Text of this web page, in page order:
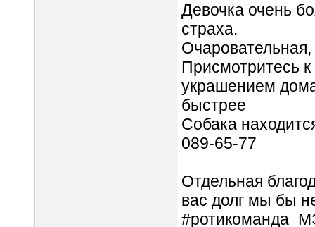
Девочка очень
страха.
Присмотритесь
украшением
быстрее
Собака
089-65-77
Отдельная
вас долг мы бы